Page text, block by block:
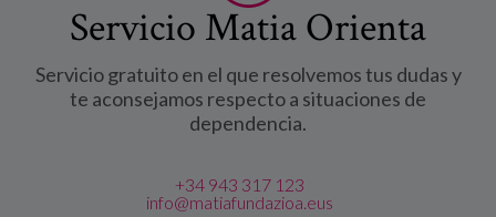
Servicio Matia Orienta
Servicio gratuito en el que resolvemos tus dudas y
te aconsejamos respecto a situaciones de
dependencia.
+34 943 317 123
info@matiafundazioa.eus